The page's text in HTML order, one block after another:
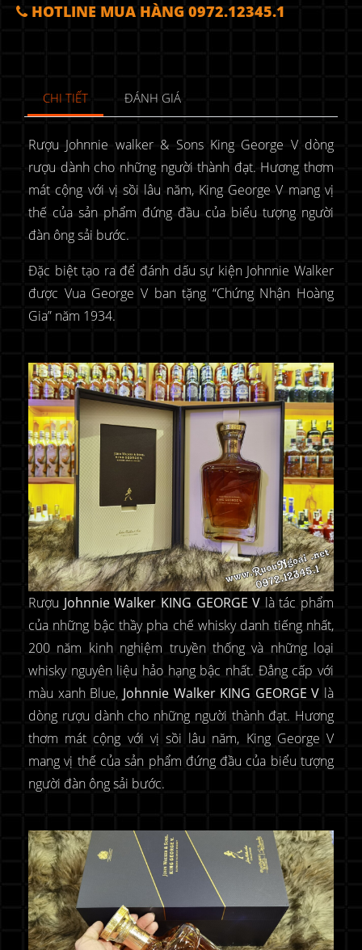
HOTLINE MUA HÀNG 0972.12345.1
CHI TIẾT ĐÁNH GIÁ
Rượu Johnnie walker & Sons King George V dòng
rượu dành cho những người thành đạt. Hương thơm
mát cộng với vị sồi lâu năm, King George V mang vị
thế của sản phẩm đứng đầu của biểu tượng người
đàn ông sải bước.
Đặc biệt tạo ra để đánh dấu sự kiện Johnnie Walker
được Vua George V ban tặng “Chứng Nhận Hoàng
Gia” năm 1934.
Rượu Johnnie Walker KING GEORGE V là tác phẩm
của những bậc thầy pha chế whisky danh tiếng nhất,
200 năm kinh nghiệm truyền thống và những loại
whisky nguyên liệu hảo hạng bậc nhất. Đẳng cấp với
màu xanh Blue, Johnnie Walker KING GEORGE V là
dòng rượu dành cho những người thành đạt. Hương
thơm mát cộng với vị sồi lâu năm, King George V
mang vị thế của sản phẩm đứng đầu của biểu tượng
người đàn ông sải bước.